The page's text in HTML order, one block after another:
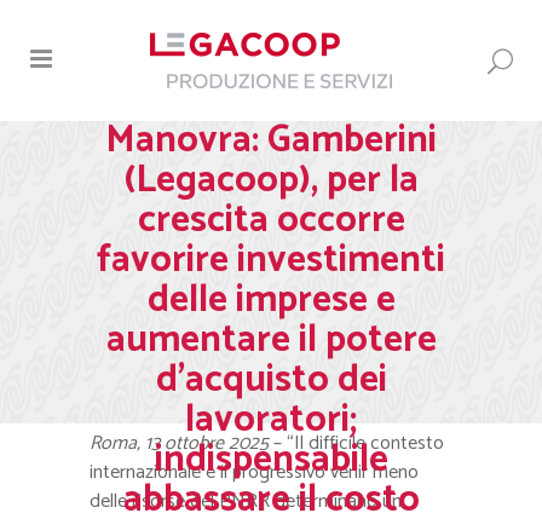
Manovra: Gamberini
(Legacoop), per la
crescita occorre
favorire investimenti
delle imprese e
aumentare il potere
d’acquisto dei
lavoratori;
indispensabile
abbassare il costo
Roma, 13 ottobre 2025– “Il difficile contesto
internazionale e il progressivo venir meno
delle risorse del PNRR determinano un